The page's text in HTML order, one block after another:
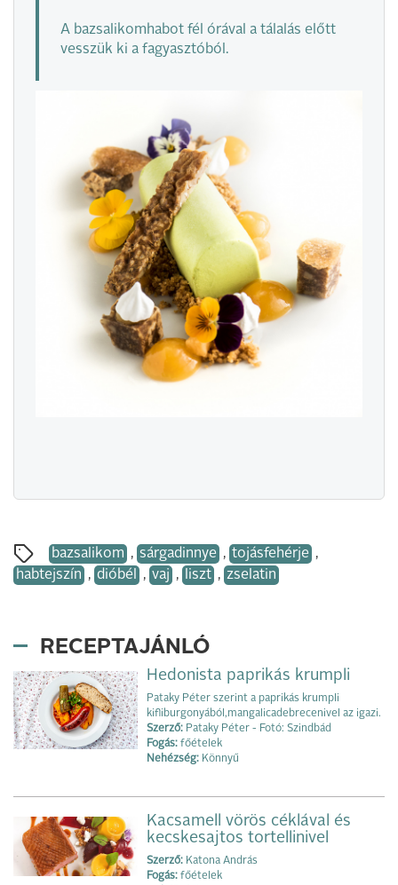
A bazsalikomhabot fél órával a tálalás előtt
vesszük ki a fagyasztóból.
bazsalikom , sárgadinnye , tojásfehérje ,
habtejszín , dióbél , vaj , liszt , zselatin
RECEPTAJÁNLÓ
Hedonista paprikás krumpli
Pataky Péter szerint a paprikás krumpli
kifliburgonyából,mangalicadebrecenivel az igazi.
Szerző: Pataky Péter - Fotó: Szindbád
Fogás: főételek
Nehézség: Könnyű
Kacsamell vörös céklával és
kecskesajtos tortellinivel
Szerző: Katona András
Fogás: főételek